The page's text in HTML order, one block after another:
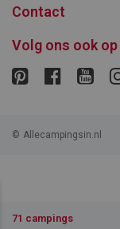
71 campings
Contact
Volg ons ook op
© Allecampingsin.nl